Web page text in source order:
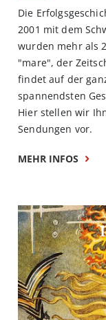
Die
2001 mit dem
wurden mehr als
"mare", der
findet auf der
spannendsten
Hier stellen wir
Sendungen vor.
MEHR INFOS